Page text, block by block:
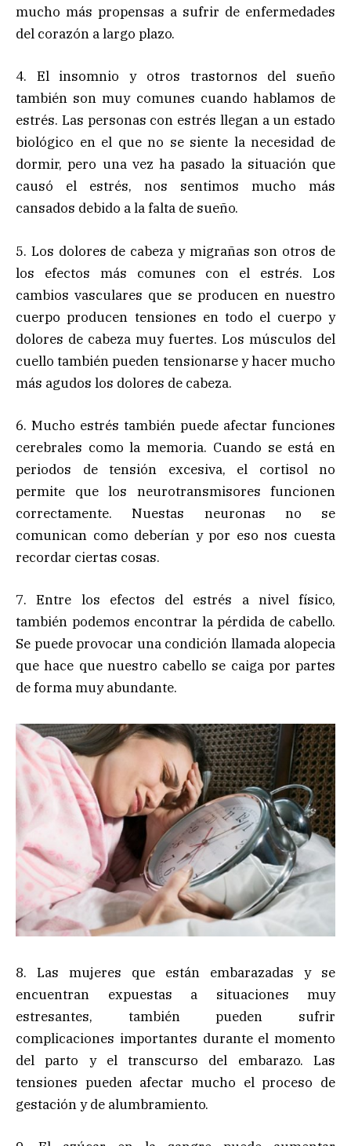
mucho más propensas a sufrir de enfermedades
del corazón a largo plazo.
4. El insomnio y otros trastornos del sueño
también son muy comunes cuando hablamos de
estrés. Las personas con estrés llegan a un estado
biológico en el que no se siente la necesidad de
dormir, pero una vez ha pasado la situación que
causó el estrés, nos sentimos mucho más
cansados debido a la falta de sueño.
5. Los dolores de cabeza y migrañas son otros de
los efectos más comunes con el estrés. Los
cambios vasculares que se producen en nuestro
cuerpo producen tensiones en todo el cuerpo y
dolores de cabeza muy fuertes. Los músculos del
cuello también pueden tensionarse y hacer mucho
más agudos los dolores de cabeza.
6. Mucho estrés también puede afectar funciones
cerebrales como la memoria. Cuando se está en
periodos de tensión excesiva, el cortisol no
permite que los neurotransmisores funcionen
correctamente. Nuestas neuronas no se
comunican como deberían y por eso nos cuesta
recordar ciertas cosas.
7. Entre los efectos del estrés a nivel físico,
también podemos encontrar la pérdida de cabello.
Se puede provocar una condición llamada alopecia
que hace que nuestro cabello se caiga por partes
de forma muy abundante.
8. Las mujeres que están embarazadas y se
encuentran expuestas a situaciones muy
estresantes, también pueden sufrir
complicaciones importantes durante el momento
del parto y el transcurso del embarazo. Las
tensiones pueden afectar mucho el proceso de
gestación y de alumbramiento.